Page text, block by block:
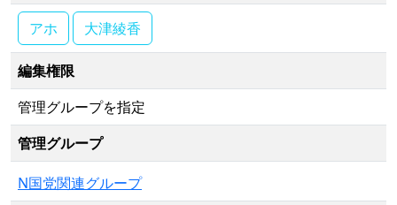
アホ 大津綾香
編集権限
管理グループを指定
管理グループ
N国党関連グループ